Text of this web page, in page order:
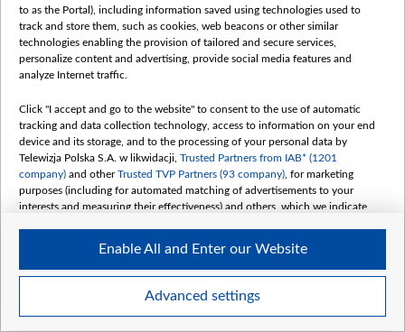
ЧИТАЙТЕ ТАКОЖ БІЛЬШЕ
to as the Portal), including information saved using technologies used to
track and store them, such as cookies, web beacons or other similar
technologies enabling the provision of tailored and secure services,
personalize content and advertising, provide social media features and
analyze Internet traffic.
Click "I accept and go to the website" to consent to the use of automatic
tracking and data collection technology, access to information on your end
device and its storage, and to the processing of your personal data by
Telewizja Polska S.A. w likwidacji, Trusted Partners from IAB* (1201
company) and otherTrusted TVP Partners (93 company) , for marketing
purposes (including for automated matching of advertisements to your
interests and measuring their effectiveness) and others, which we indicate
The purposes of processing your data by TVP S.A. w likwidacji are as
follows:
Use limited data to select advertising
Create profiles for personalised advertising
Advanced settings
Enable All and Enter our Website